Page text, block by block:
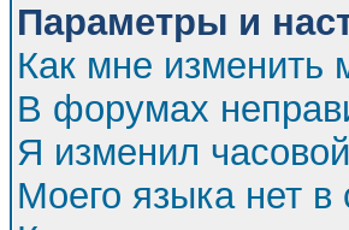
Параметры и
Как мне изменить
В форумах
Я изменил
Моего языка нет в